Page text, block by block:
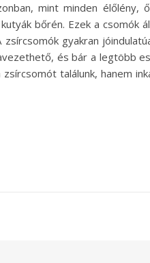
mint minden élőlény,
bőrén. Ezek a csomók
gyakran
és bár a legtöbb
találunk, hanem